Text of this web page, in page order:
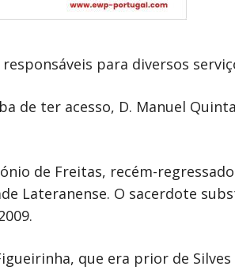
para diversos
de ter acesso, D. Manuel
de Freitas, recém-regressado
Lateranense. O sacerdote
que era prior de Silves